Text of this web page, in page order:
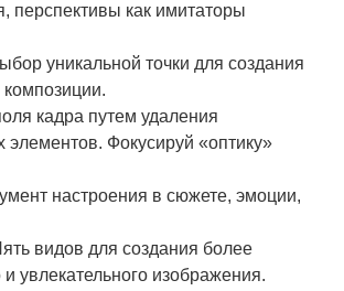
перспективы как имитаторы
уникальной точки для создания
кадра путем удаления
элементов. Фокусируй «оптику»
настроения в сюжете, эмоции,
видов для создания более
увлекательного изображения.